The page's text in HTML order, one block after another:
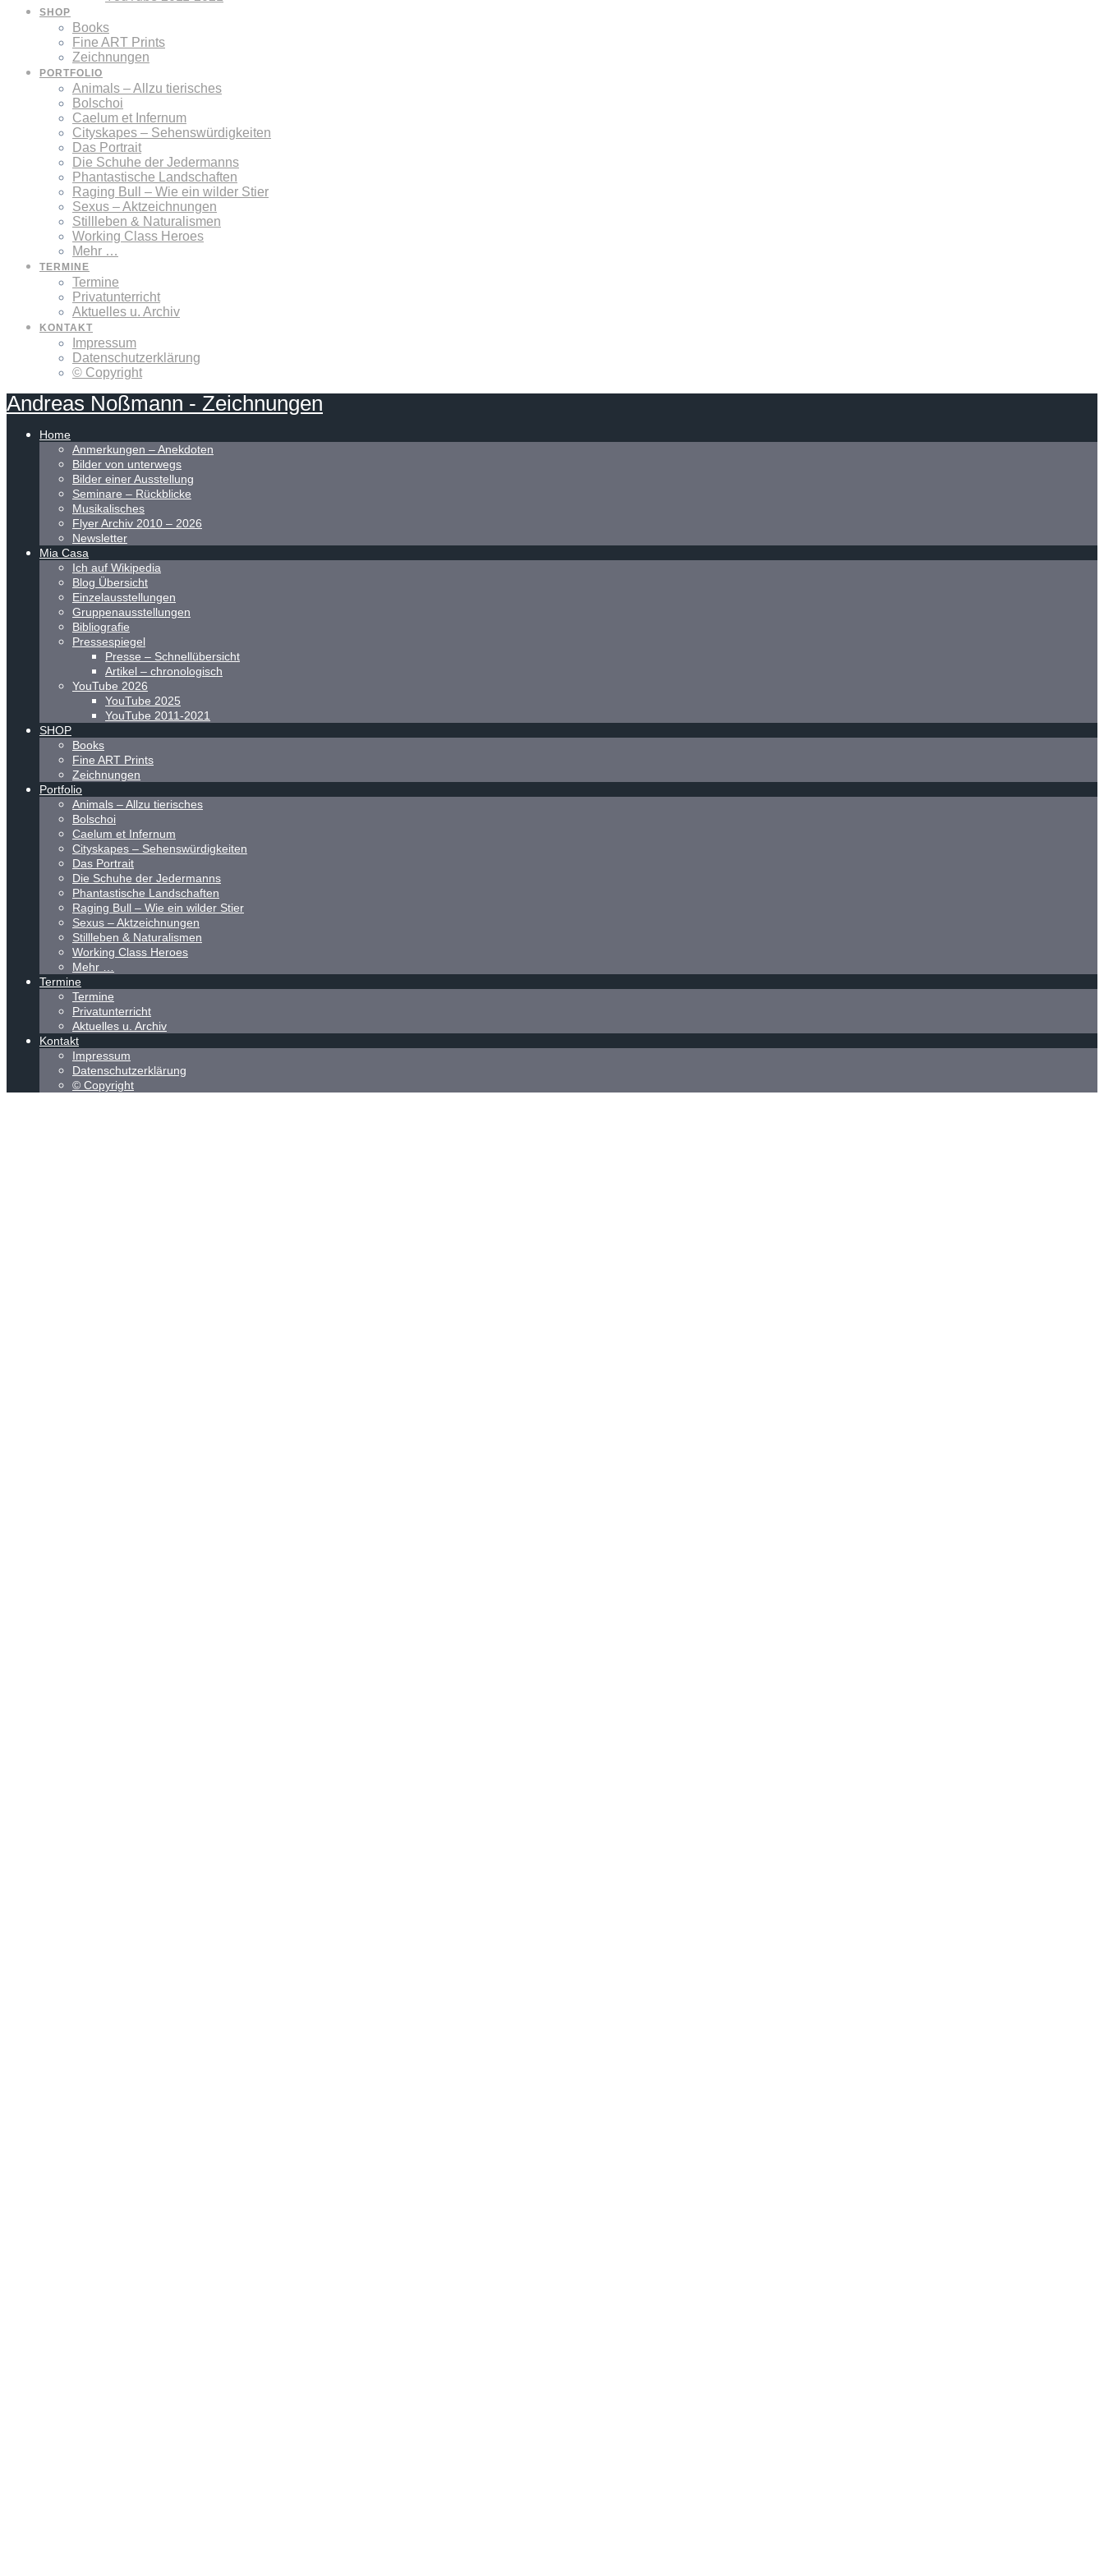
SHOP
Books
Fine ART Prints
Zeichnungen
PORTFOLIO
Animals – Allzu tierisches
Bolschoi
Caelum et Infernum
Cityskapes – Sehenswürdigkeiten
Das Portrait
Die Schuhe der Jedermanns
Phantastische Landschaften
Raging Bull – Wie ein wilder Stier
Sexus – Aktzeichnungen
Stillleben & Naturalismen
Working Class Heroes
Mehr …
TERMINE
Termine
Privatunterricht
Aktuelles u. Archiv
KONTAKT
Impressum
Datenschutzerklärung
© Copyright
Andreas Noßmann - Zeichnungen
Home
Anmerkungen – Anekdoten
Bilder von unterwegs
Bilder einer Ausstellung
Seminare – Rückblicke
Musikalisches
Flyer Archiv 2010 – 2026
Newsletter
Mia Casa
Ich auf Wikipedia
Blog Übersicht
Einzelausstellungen
Gruppenausstellungen
Bibliografie
Pressespiegel
Presse – Schnellübersicht
Artikel – chronologisch
YouTube 2026
YouTube 2025
YouTube 2011-2021
SHOP
Books
Fine ART Prints
Zeichnungen
Portfolio
Animals – Allzu tierisches
Bolschoi
Caelum et Infernum
Cityskapes – Sehenswürdigkeiten
Das Portrait
Die Schuhe der Jedermanns
Phantastische Landschaften
Raging Bull – Wie ein wilder Stier
Sexus – Aktzeichnungen
Stillleben & Naturalismen
Working Class Heroes
Mehr …
Termine
Termine
Privatunterricht
Aktuelles u. Archiv
Kontakt
Impressum
Datenschutzerklärung
© Copyright